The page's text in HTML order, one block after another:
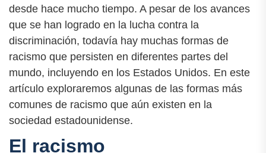
desde hace mucho tiempo. A pesar de los avances
que se han logrado en la lucha contra la
discriminación, todavía hay muchas formas de
racismo que persisten en diferentes partes del
mundo, incluyendo en los Estados Unidos. En este
artículo exploraremos algunas de las formas más
comunes de racismo que aún existen en la
sociedad estadounidense.
El racismo